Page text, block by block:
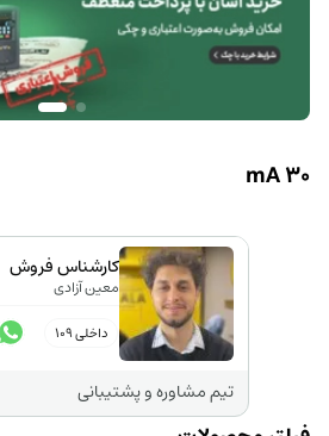
30 mA
کارشناس فروش
معین آزادی
داخلی 109
تیم مشاوره و پشتیبانی